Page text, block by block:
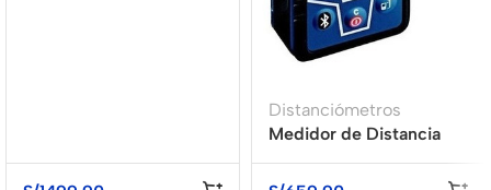
Distanciómetros
Medidor de Distancia